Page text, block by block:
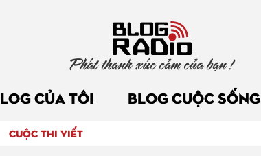
Phát thanh xúc cảm của bạn !
CỦA TÔI BLOG CUỘC SỐNG
CUỘC THI VIẾT